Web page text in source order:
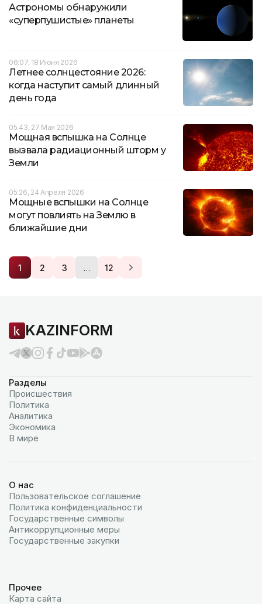
Астрономы обнаружили
«суперпушистые» планеты
06:07, 18 Июня 2026
Летнее солнцестояние 2026:
когда наступит самый длинный
день года
05:43, 27 Мая 2026
Мощная вспышка на Солнце
вызвала радиационный шторм у
Земли
05:26, 24 Апреля 2026
Мощные вспышки на Солнце
могут повлиять на Землю в
ближайшие дни
1 2 3 … 12
KAZINFORM
Разделы
Происшествия
Политика
Аналитика
Экономика
В мире
О нас
Пользовательское соглашение
Политика конфиденциальности
Государственные символы
Антикоррупционные меры
Государственные закупки
Прочее
Карта сайта